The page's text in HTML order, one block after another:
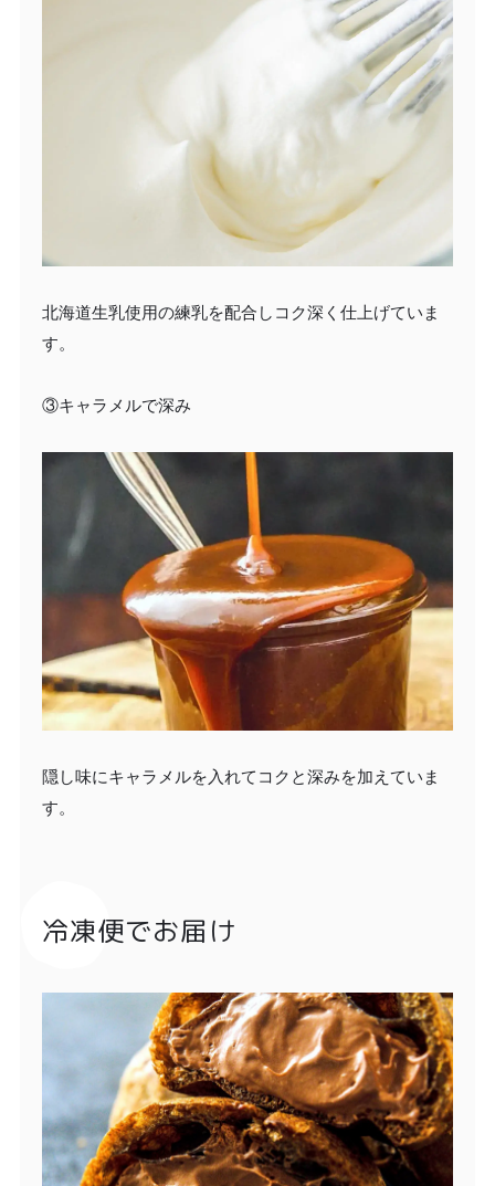
北海道生乳使用の練乳を配合しコク深く仕上げていま
す。
③キャラメルで深み
隠し味にキャラメルを入れてコクと深みを加えていま
す。
冷凍便でお届け